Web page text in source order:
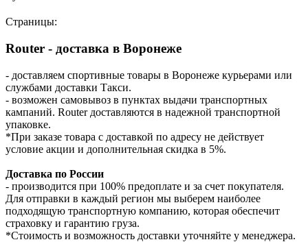
Страницы:
Router - доставка в Воронеже
- доставляем спортивные товары в Воронеже курьерами или
службами доставки Такси.
- возможен самовывоз в пунктах выдачи транспортных
кампаний. Router доставляются в надежной транспортной
упаковке.
*При заказе товара с доставкой по адресу не действует
условие акции и дополнительная скидка в 5%.
Доставка по России
- производится при 100% предоплате и за счет покупателя.
Для отправки в каждый регион мы выберем наиболее
подходящую транспортную компанию, которая обеспечит
страховку и гарантию груза.
*Стоимость и возможность доставки уточняйте у менеджера.